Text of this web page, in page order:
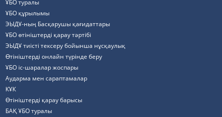
ҰБО туралы
ҰБО құрылымы
ЭЫДҰ-ның Басқарушы қағидаттары
ҰБО өтініштерді қарау тәртібі
ЭЫДҰ тиісті тексеру бойынша нұсқаулық
Өтініштерді онлайн түрінде беру
ҰБО іс-шаралар жоспары
Аударма мен сараптамалар
КҰК
Өтініштерді қарау барысы
БАҚ ҰБО туралы